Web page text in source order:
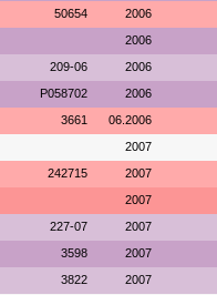
50654 2006
2006
209-06 2006
P058702 2006
3661 06.2006
2007
242715 2007
2007
227-07 2007
3598 2007
3822 2007